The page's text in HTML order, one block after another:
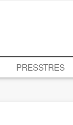
PRESSTRES